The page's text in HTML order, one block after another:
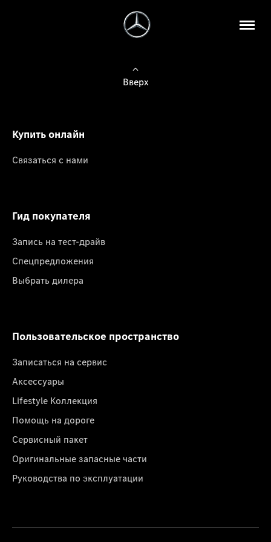
Вверх
Купить онлайн
Связаться с нами
Гид покупателя
Запись на тест-драйв
Спецпредложения
Выбрать дилера
Пользовательское пространство
Записаться на сервис
Аксессуары
Lifestyle Коллекция
Помощь на дороге
Сервисный пакет
Оригинальные запасные части
Руководства по эксплуатации